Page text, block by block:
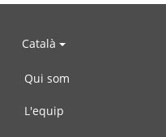
Català
Qui som
L'equip